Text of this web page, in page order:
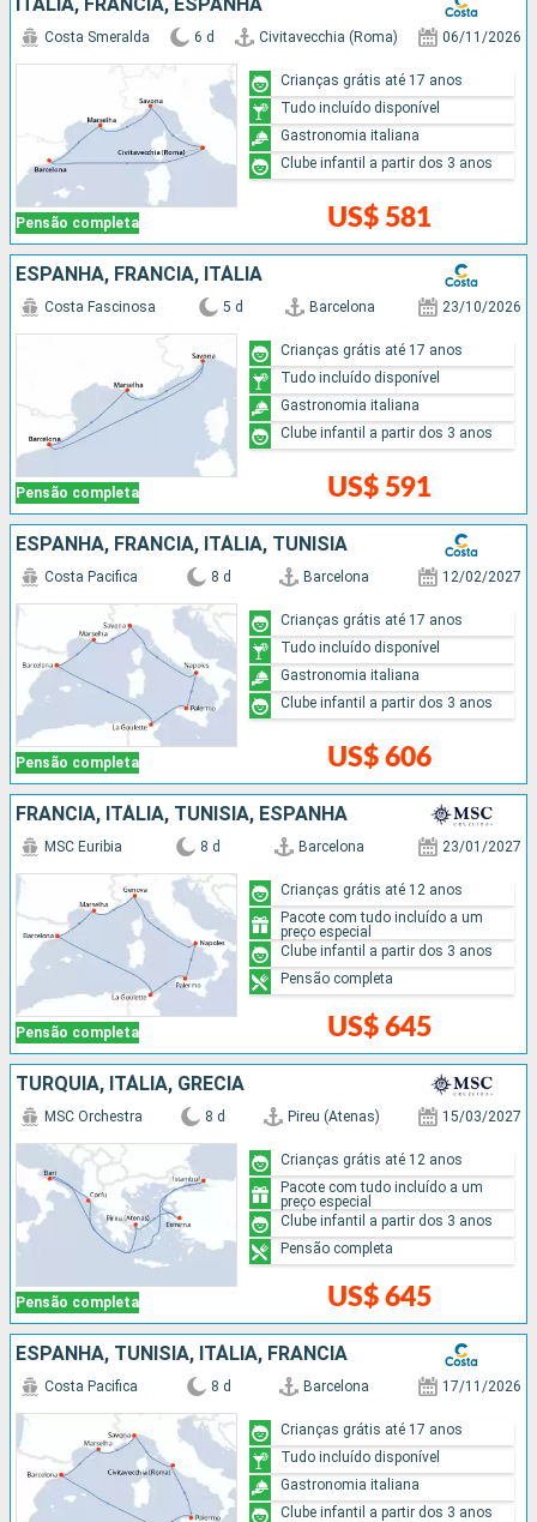
ITÁLIA, FRANCIA, ESPANHA
Pensão completa
Costa Smeralda 6 d Civitavecchia (Roma) 06/11/2026
US$ 581
Crianças grátis até 17 anos
Tudo incluído disponível
Gastronomia italiana
Clube infantil a partir dos 3 anos
ESPANHA, FRANCIA, ITÁLIA
Pensão completa
Costa Fascinosa 5 d Barcelona 23/10/2026
US$ 591
Crianças grátis até 17 anos
Tudo incluído disponível
Gastronomia italiana
Clube infantil a partir dos 3 anos
ESPANHA, FRANCIA, ITÁLIA, TUNÍSIA
Pensão completa
Costa Pacifica 8 d Barcelona 12/02/2027
US$ 606
Crianças grátis até 17 anos
Tudo incluído disponível
Gastronomia italiana
Clube infantil a partir dos 3 anos
FRANCIA, ITÁLIA, TUNÍSIA, ESPANHA
Pensão completa
MSC Euribia 8 d Barcelona 23/01/2027
US$ 645
Crianças grátis até 12 anos
Pacote com tudo incluído a um
preço especial
Clube infantil a partir dos 3 anos
Pensão completa
TURQUIA, ITÁLIA, GRÉCIA
Pensão completa
MSC Orchestra 8 d Pireu (Atenas) 15/03/2027
US$ 645
Crianças grátis até 12 anos
Pacote com tudo incluído a um
preço especial
Clube infantil a partir dos 3 anos
Pensão completa
ESPANHA, TUNÍSIA, ITÁLIA, FRANCIA
Costa Pacifica 8 d Barcelona 17/11/2026
Crianças grátis até 17 anos
Tudo incluído disponível
Gastronomia italiana
Clube infantil a partir dos 3 anos